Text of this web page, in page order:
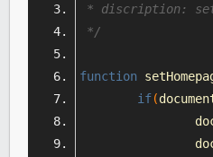
* discription: set
*/
function
if(